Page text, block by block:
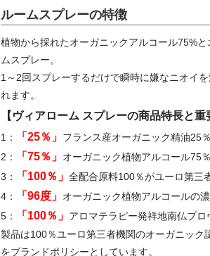
ルームスプレーの特徴
植物から採れたオーガニックアルコール75%
ムスプレー。
1～2回スプレーするだけで瞬時に嫌なニオイ
れます。
【ヴィアローム スプレーの商品特長と重
1： 「25％」 フランス産オーガニック精油25
2：
「75％」 オーガニック植物アルコール75
3：
「100％」全配合原料100％がユーロ第三
4：
「96度」 オーガニック植物アルコールの
5：
「100％」 アロマテラピー発祥地南仏プ
製品は100％ユーロ第三者機関のオーガニック
をブランドポリシーとしています。